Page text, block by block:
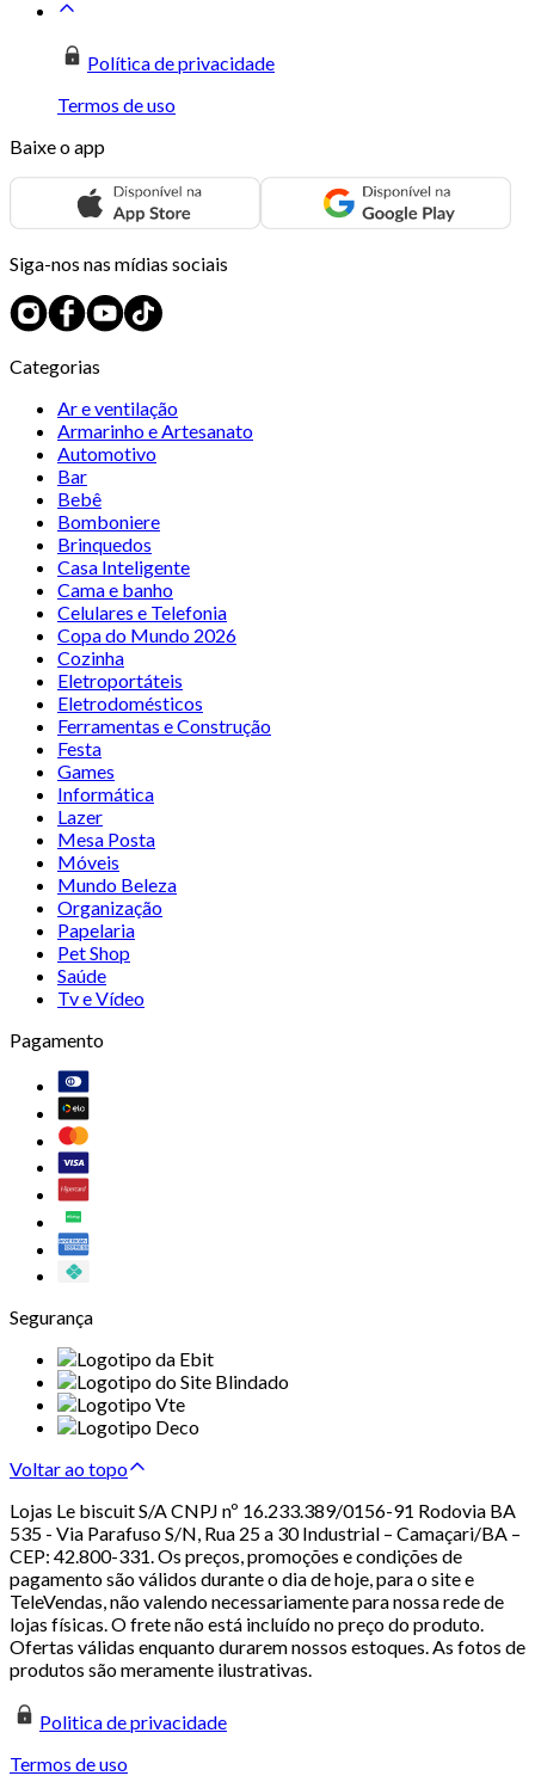
Política de privacidade
Termos de uso
Baixe o app
Siga-nos nas mídias sociais
Categorias
Ar e ventilação
Armarinho e Artesanato
Automotivo
Bar
Bebê
Bomboniere
Brinquedos
Casa Inteligente
Cama e banho
Celulares e Telefonia
Copa do Mundo 2026
Cozinha
Eletroportáteis
Eletrodomésticos
Ferramentas e Construção
Festa
Games
Informática
Lazer
Mesa Posta
Móveis
Mundo Beleza
Organização
Papelaria
Pet Shop
Saúde
Tv e Vídeo
Pagamento
Segurança
Voltar ao topo
Lojas Le biscuit S/A CNPJ nº 16.233.389/0156-91 Rodovia BA
535 - Via Parafuso S/N, Rua 25 a 30 Industrial – Camaçari/BA –
CEP: 42.800-331. Os preços, promoções e condições de
pagamento são válidos durante o dia de hoje, para o site e
TeleVendas, não valendo necessariamente para nossa rede de
lojas físicas. O frete não está incluído no preço do produto.
Ofertas válidas enquanto durarem nossos estoques. As fotos de
produtos são meramente ilustrativas.
Politica de privacidade
Termos de uso